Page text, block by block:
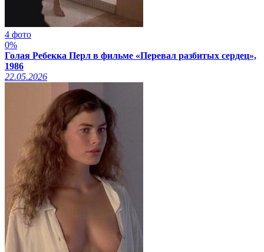
4 фото
0%
Голая Ребекка Перл в фильме «Перевал разбитых сердец»,
1986
22.05.2026